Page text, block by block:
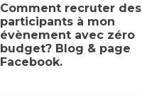
Comment recruter des
participants à mon
évènement avec zéro
budget? Blog & page
Facebook.